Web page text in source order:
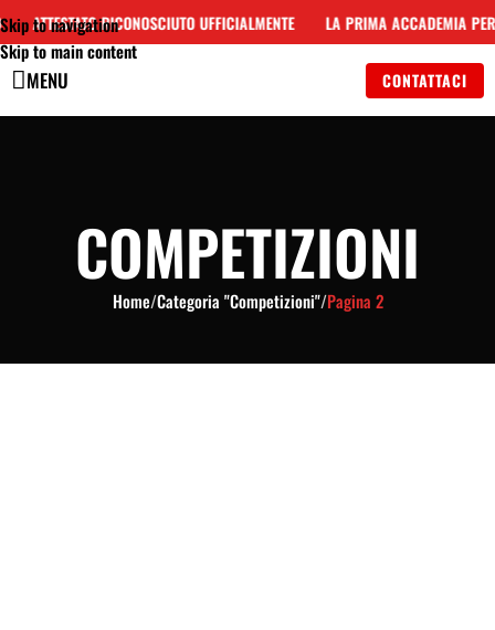
Skip to navigation
Skip to main content
ATTESTATO RICONOSCIUTO UFFICIALMENTE LA PRIMA ACCADEMIA
MENU CONTATTACI
COMPETIZIONI
Home/Categoria "Competizioni"/Pagina 2